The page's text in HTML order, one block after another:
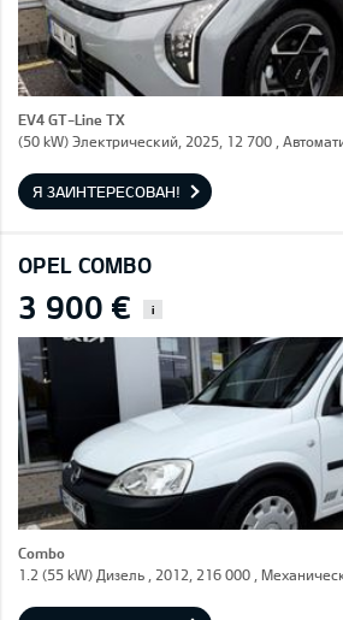
EV4 GT-Line TX
(50 kW) Электрический, 2025, 12 700 ,
Я ЗАИНТЕРЕСОВАН!
OPEL COMBO
3 900 € i
Combo
1.2 (55 kW) Дизель , 2012, 216 000 ,